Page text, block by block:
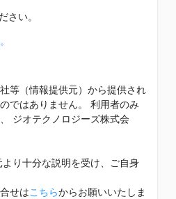
さい。
等（情報提供元）から提供され
ではありません。 利用者のみ
ジオテクノロジーズ株式会
り十分な説明を受け、ご自身
せはこちらからお願いいたしま